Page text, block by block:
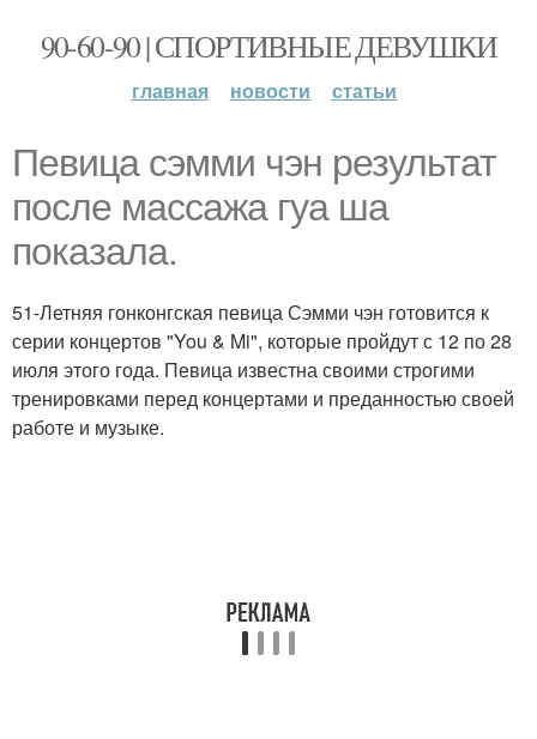
90-60-90 | СПОРТИВНЫЕ ДЕВУШКИ
главная новости статьи
Певица сэмми чэн результат
после массажа гуа ша
показала.
51-Летняя гонконгская певица Сэмми чэн готовится к
серии концертов "You & Mi", которые пройдут с 12 по 28
июля этого года. Певица известна своими строгими
тренировками перед концертами и преданностью своей
работе и музыке.